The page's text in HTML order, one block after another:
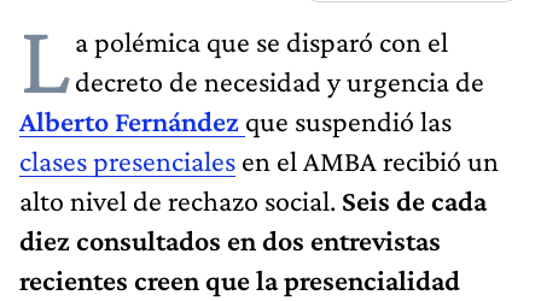
La polémica que se disparó con el
decreto de necesidad y urgencia de
Alberto Fernández que suspendió las
clases presenciales en el AMBA recibió un
alto nivel de rechazo social. Seis de cada
diez consultados en dos entrevistas
recientes creen que la presencialidad